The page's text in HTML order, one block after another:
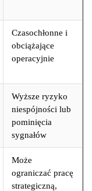
Czasochłonne i
obciążające
operacyjnie
Wyższe ryzyko
niespójności lub
pominięcia
sygnałów
Może
ograniczać pracę
strategiczną,